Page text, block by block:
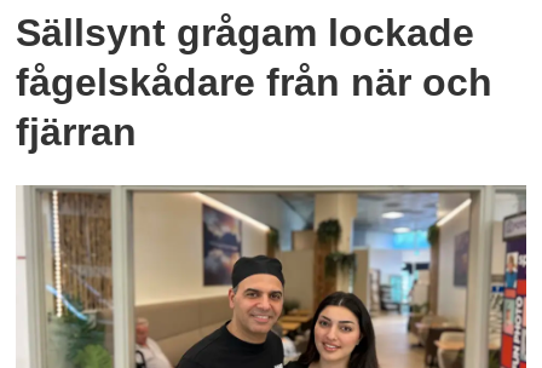
Sällsynt grågam lockade
fågelskådare från när och
fjärran